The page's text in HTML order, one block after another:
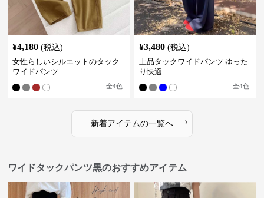
¥4,180 (税込)
女性らしいシルエットのタック
ワイドパンツ
全4色
¥3,480 (税込)
上品タックワイドパンツ ゆった
り快適
全4色
新着アイテムの一覧へ ›
ワイドタックパンツ黒のおすすめアイテム